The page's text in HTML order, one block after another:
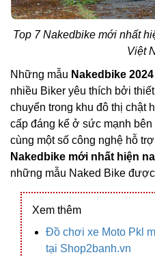
Top 7 Nakedbike mới nhất
Việt
Những mẫu Nakedbike 2024
nhiều Biker yêu thích bởi
chuyển trong khu đô thị chật
cấp đáng kể ở sức mạnh
cùng một số công nghệ hỗ
Nakedbike mới nhất hiện
những mẫu Naked Bike
Xem thêm
Đồ chơi xe Moto Pkl
tại Shop2banh.vn